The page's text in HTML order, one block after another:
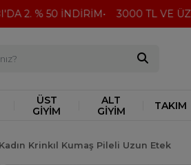
% 50 İNDİRİM 3000 TL VE ÜZERİ
ÜST
GİYİM
ALT
GİYİM
TAKIM
Kadın Krinkıl Kumaş Pileli Uzun Etek